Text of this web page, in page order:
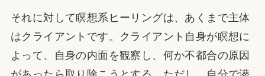
それに対して瞑想系ヒーリングは、あくまで主体
はクライアントです。クライアント自身が瞑想に
よって、自身の内面を観察し、何か不都合の原因